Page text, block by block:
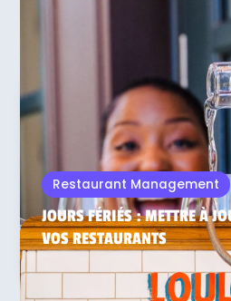
Restaurant Management
JOURS FÉRIÉS : METTRE À
VOS RESTAURANTS